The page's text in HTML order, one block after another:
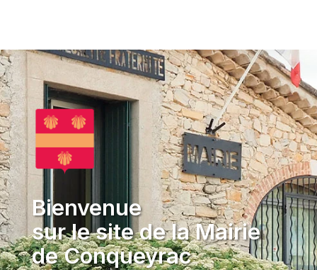
Bienvenue
sur le site de la Mairie
de Conqueyrac